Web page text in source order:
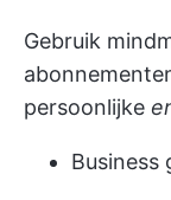
Gebruik
persoonlijke
Business